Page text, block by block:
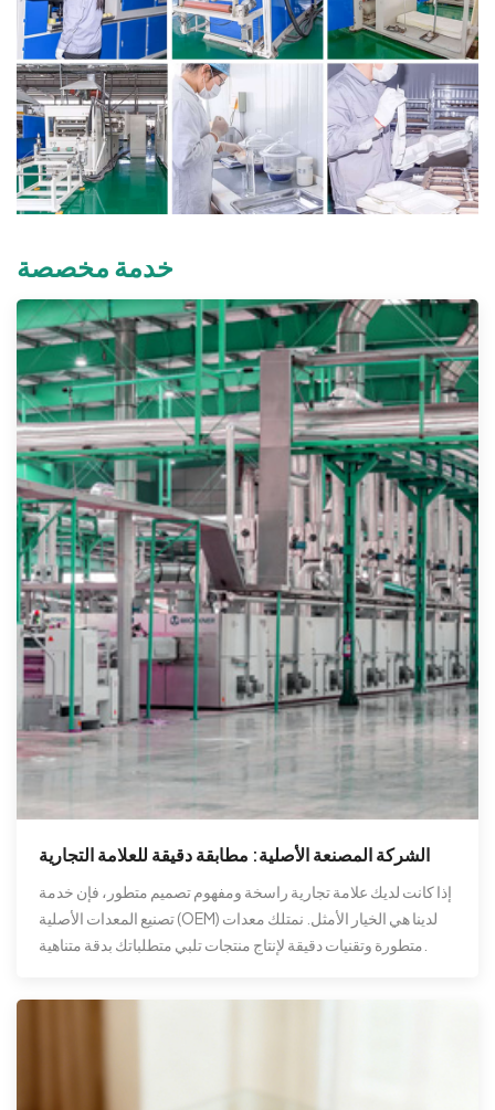
خدمة مخصصة
الشركة المصنعة الأصلية: مطابقة دقيقة للعلامة التجارية
إذا كانت لديك علامة تجارية راسخة ومفهوم تصميم متطور، فإن خدمة
تصنيع المعدات الأصلية (OEM) لدينا هي الخيار الأمثل. نمتلك معدات